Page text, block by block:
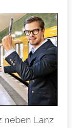
neben Lanz